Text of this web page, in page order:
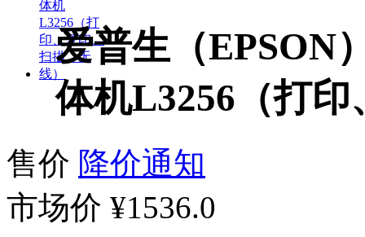
爱普生（EPSON
体机L3256（打
售价 降价通知
市场价 ¥1536.0